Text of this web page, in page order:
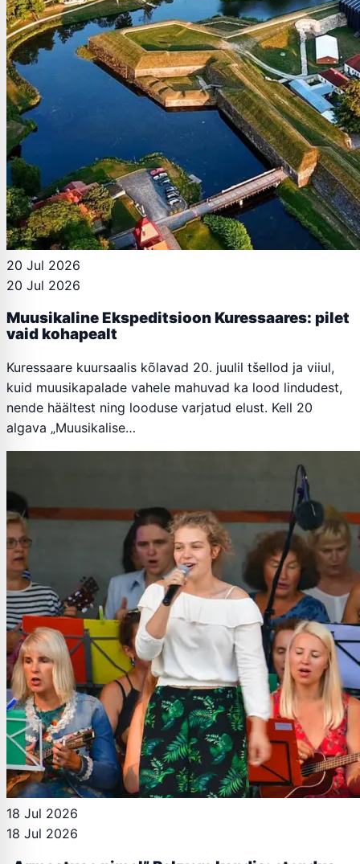
20 Jul 2026
20 Jul 2026
Muusikaline Ekspeditsioon Kuressaares: pilet
vaid kohapealt
Kuressaare kuursaalis kõlavad 20. juulil tšellod ja viiul,
kuid muusikapalade vahele mahuvad ka lood lindudest,
nende häältest ning looduse varjatud elust. Kell 20
algava „Muusikalise…
18 Jul 2026
18 Jul 2026